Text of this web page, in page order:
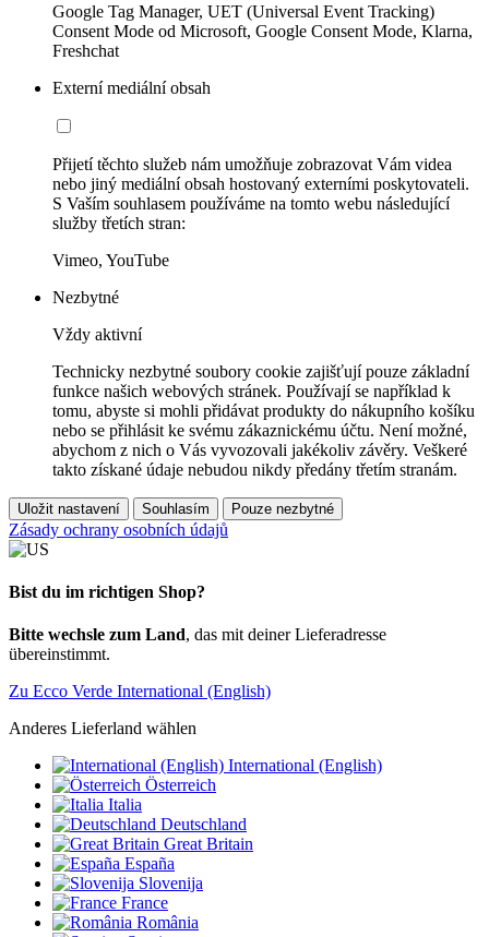
Google Tag Manager, UET (Universal Event Tracking)
Consent Mode od Microsoft, Google Consent Mode, Klarna,
Freshchat
Externí mediální obsah
Přijetí těchto služeb nám umožňuje zobrazovat Vám videa
nebo jiný mediální obsah hostovaný externími poskytovateli.
S Vaším souhlasem používáme na tomto webu následující
služby třetích stran:
Vimeo, YouTube
Nezbytné
Vždy aktivní
Technicky nezbytné soubory cookie zajišťují pouze základní
funkce našich webových stránek. Používají se například k
tomu, abyste si mohli přidávat produkty do nákupního košíku
nebo se přihlásit ke svému zákaznickému účtu. Není možné,
abychom z nich o Vás vyvozovali jakékoliv závěry. Veškeré
takto získané údaje nebudou nikdy předány třetím stranám.
Uložit nastavení Souhlasím Pouze nezbytné
Zásady ochrany osobních údajů
Bist du im richtigen Shop?
Bitte wechsle zum Land, das mit deiner Lieferadresse
übereinstimmt.
Zu Ecco Verde International (English)
Anderes Lieferland wählen
International (English)
Österreich
Italia
Deutschland
Great Britain
España
Slovenija
France
România